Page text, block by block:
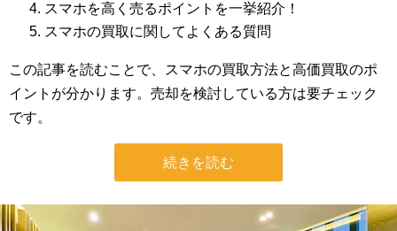
スマホを高く売るポイントを一挙紹介！
スマホの買取に関してよくある質問
この記事を読むことで、スマホの買取方法と高価買取のポ
イントが分かります。売却を検討している方は要チェック
です。
続きを読む